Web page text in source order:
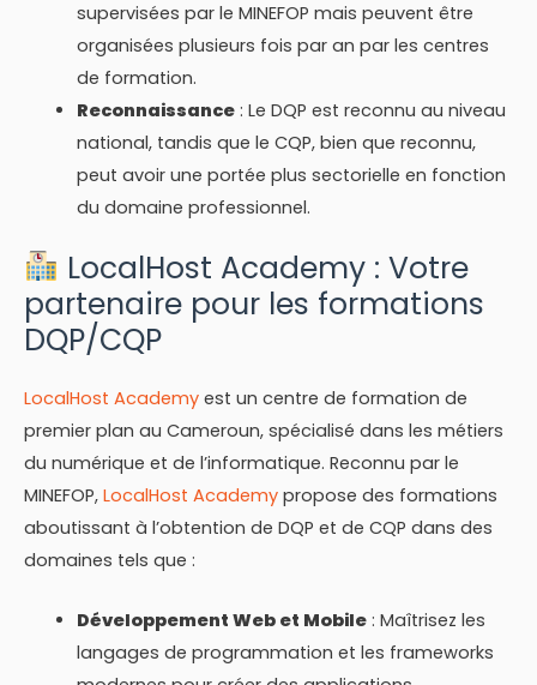
supervisées par le MINEFOP mais peuvent être
organisées plusieurs fois par an par les centres
de formation.
Reconnaissance: Le DQP est reconnu au niveau
national, tandis que le CQP, bien que reconnu,
peut avoir une portée plus sectorielle en fonction
du domaine professionnel.
LocalHost Academy : Votre
partenaire pour les formations
DQP/CQP
LocalHost Academy est un centre de formation de
premier plan au Cameroun, spécialisé dans les métiers
du numérique et de l’informatique. Reconnu par le
MINEFOP, LocalHost Academy propose des formations
aboutissant à l’obtention de DQP et de CQP dans des
domaines tels que :
Développement Web et Mobile: Maîtrisez les
langages de programmation et les frameworks